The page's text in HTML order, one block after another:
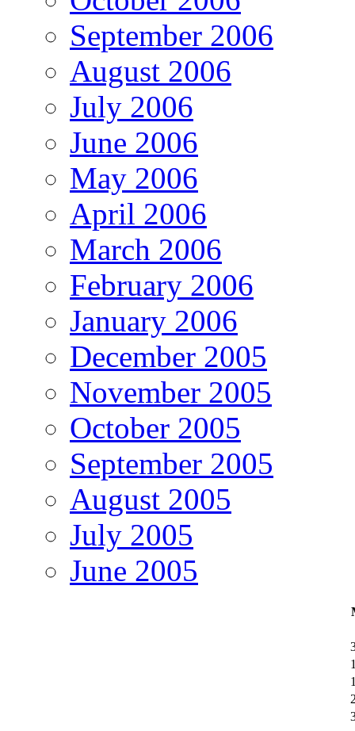
September 2006
August 2006
July 2006
June 2006
May 2006
April 2006
March 2006
February 2006
January 2006
December 2005
November 2005
October 2005
September 2005
August 2005
July 2005
June 2005